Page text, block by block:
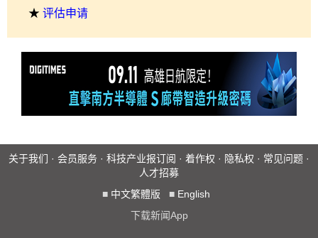
★ 评估申请
关于我们 · 会员服务 · 科技产业报订阅 · 着作权 · 隐私权 · 常见问题 ·
人才招募
■ 中文繁體版 ■ English
下载新闻App